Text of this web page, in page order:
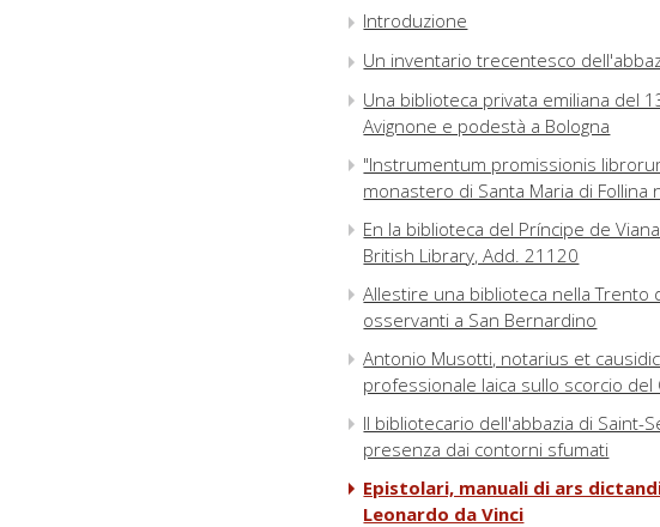
Introduzione
Un inventario trecentesco
Una biblioteca privata emiliana del
Avignone e podestà a Bologna
"Instrumentum promissionis
monastero di Santa Maria di Follina
En la biblioteca del Príncipe de
British Library, Add. 21120
Allestire una biblioteca nella
osservanti a San Bernardino
Antonio Musotti, notarius et
professionale laica sullo scorcio
Il bibliotecario dell'abbazia di Saint-
presenza dai contorni sfumati
Epistolari, manuali di ars
Leonardo da Vinci